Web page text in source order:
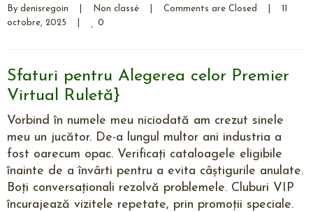
By denisregoin Non classé Comments are Closed
11
octobre, 2025
0
Sfaturi pentru Alegerea celor Premier
Virtual Ruletă}
Vorbind în numele meu niciodată am crezut sinele
meu un jucător. De-a lungul multor ani industria a
fost oarecum opac. Verificați cataloagele eligibile
înainte de a învârti pentru a evita câștigurile anulate.
Boți conversaționali rezolvă problemele. Cluburi VIP
încurajează vizitele repetate, prin promoții speciale.